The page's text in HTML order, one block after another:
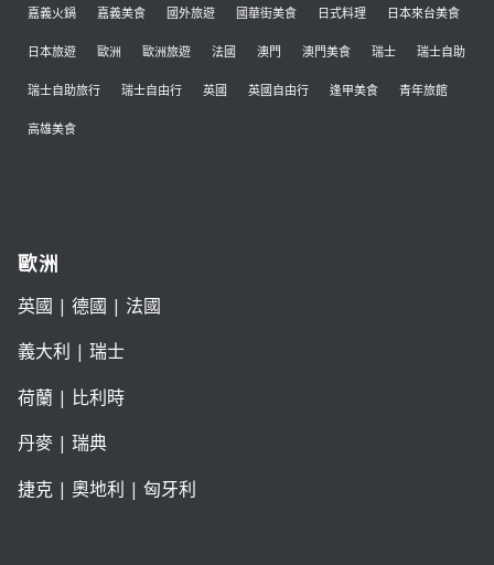
嘉義火鍋 嘉義美食 國外旅遊 國華街美食 日式料理 日本來台美食
日本旅遊 歐洲 歐洲旅遊 法國 澳門 澳門美食 瑞士 瑞士自助
瑞士自助旅行 瑞士自由行 英國 英國自由行 逢甲美食 青年旅館
高雄美食
歐洲
英國 | 德國 | 法國
義大利 | 瑞士
荷蘭| 比利時
丹麥| 瑞典
捷克| 奧地利 | 匈牙利